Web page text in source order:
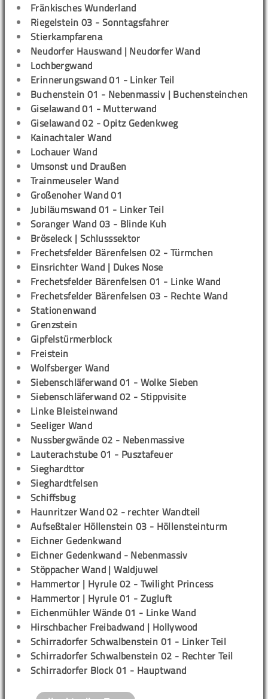
Fränkisches Wunderland
Riegelstein 03 - Sonntagsfahrer
Stierkampfarena
Neudorfer Hauswand | Neudorfer Wand
Lochbergwand
Erinnerungswand 01 - Linker Teil
Buchenstein 01 - Nebenmassiv | Buchensteinchen
Giselawand 01 - Mutterwand
Giselawand 02 - Opitz Gedenkweg
Kainachtaler Wand
Lochauer Wand
Umsonst und Draußen
Trainmeuseler Wand
Großenoher Wand 01
Jubiläumswand 01 - Linker Teil
Soranger Wand 03 - Blinde Kuh
Bröseleck | Schlusssektor
Frechetsfelder Bärenfelsen 02 - Türmchen
Einsrichter Wand | Dukes Nose
Frechetsfelder Bärenfelsen 01 - Linke Wand
Frechetsfelder Bärenfelsen 03 - Rechte Wand
Stationenwand
Grenzstein
Gipfelstürmerblock
Freistein
Wolfsberger Wand
Siebenschläferwand 01 - Wolke Sieben
Siebenschläferwand 02 - Stippvisite
Linke Bleisteinwand
Seeliger Wand
Nussbergwände 02 - Nebenmassive
Lauterachstube 01 - Pusztafeuer
Sieghardttor
Sieghardtfelsen
Schiffsbug
Haunritzer Wand 02 - rechter Wandteil
Aufseßtaler Höllenstein 03 - Höllensteinturm
Eichner Gedenkwand
Eichner Gedenkwand - Nebenmassiv
Stöppacher Wand | Waldjuwel
Hammertor | Hyrule 02 - Twilight Princess
Hammertor | Hyrule 01 - Zugluft
Eichenmühler Wände 01 - Linke Wand
Hirschbacher Freibadwand | Hollywood
Schirradorfer Schwalbenstein 01 - Linker Teil
Schirradorfer Schwalbenstein 02 - Rechter Teil
Schirradorfer Block 01 - Hauptwand